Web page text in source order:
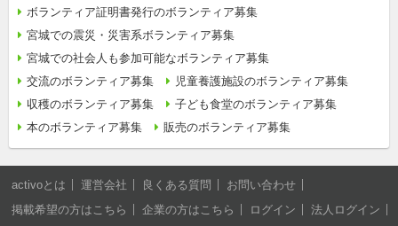
ボランティア証明書発行のボランティア募集
宮城での震災・災害系ボランティア募集
宮城での社会人も参加可能なボランティア募集
交流のボランティア募集
児童養護施設のボランティア募集
収穫のボランティア募集
子ども食堂のボランティア募集
本のボランティア募集
販売のボランティア募集
activoとは 運営会社 良くある質問
お問い合わせ
掲載希望の方はこちら
企業の方はこちら ログイン 法人ログイン